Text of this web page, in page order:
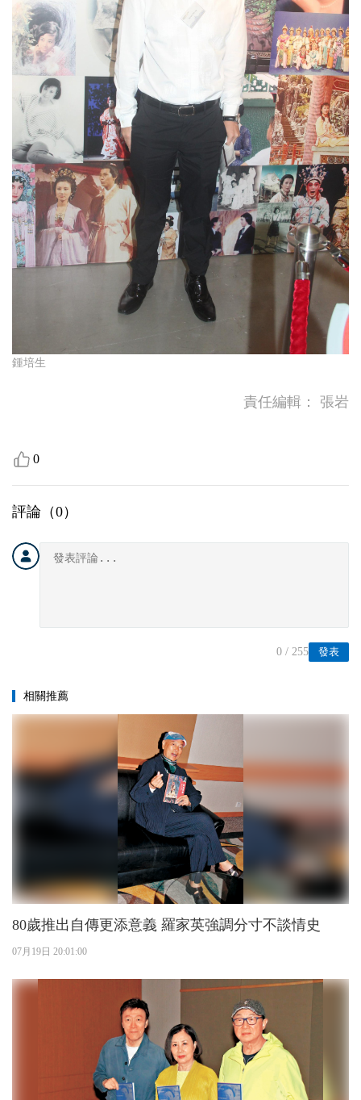
鍾培生
責任編輯： 張岩
0
評論（0）
發表
0 / 255
相關推薦
80歲推出自傳更添意義 羅家英強調分寸不談情史
07月19日 20:01:00